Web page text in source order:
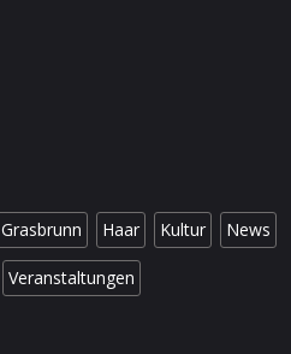
Grasbrunn Haar Kultur News
Veranstaltungen